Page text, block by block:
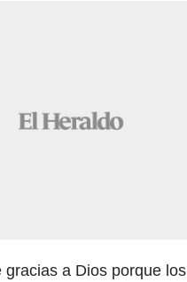
gracias a Dios porque los